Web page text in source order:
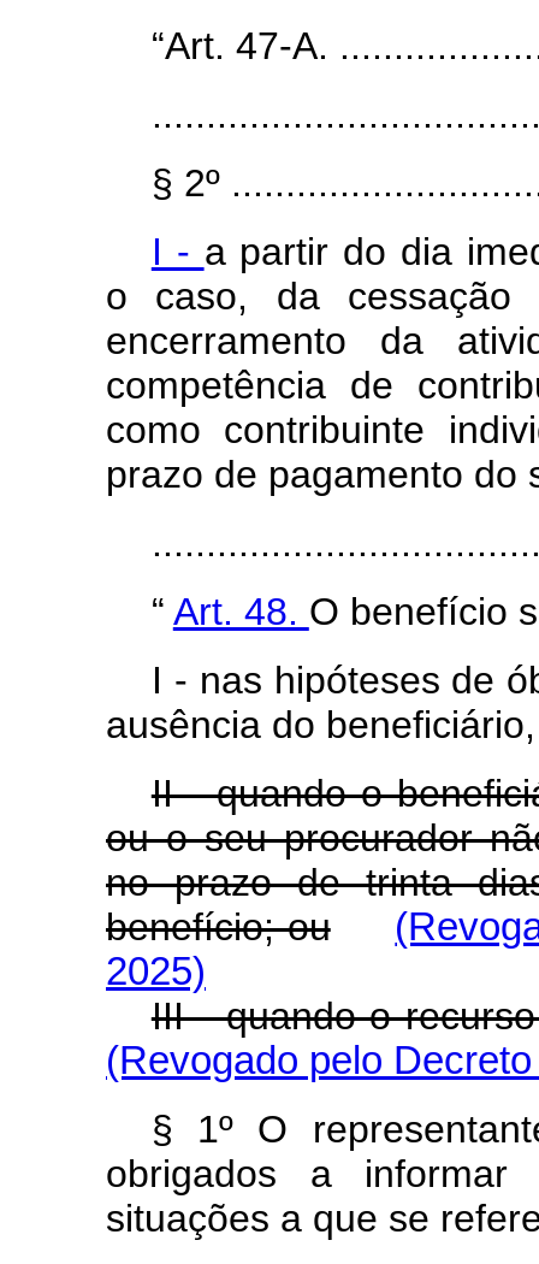
“Art. 47-A.
§ 2º
I - a partir do dia
o caso, da cessação
encerramento da
competência de
como contribuinte
prazo de pagamento do
“ Art. 48. O benefício
I - nas hipóteses de
ausência do
II - quando o
ou o seu procurador
no prazo de trinta
benefício; ou
2025)
III - quando o
(Revogado pelo
§ 1º O
obrigados a
situações a que se